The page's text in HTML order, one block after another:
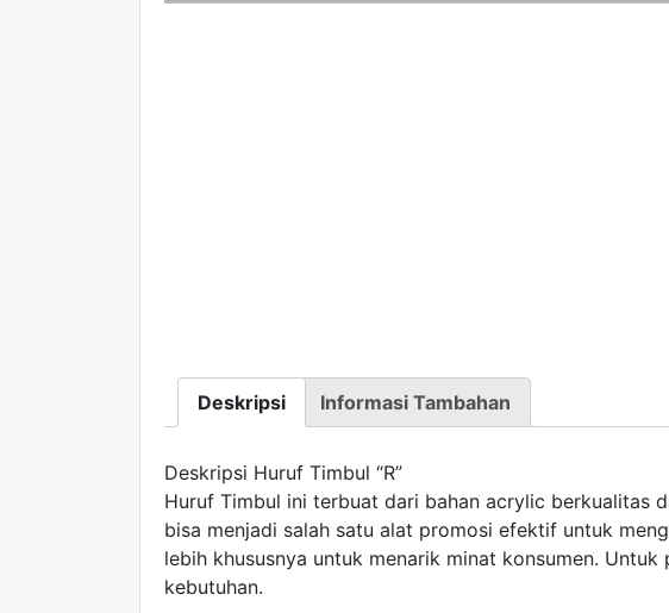
Deskripsi Informasi Tambahan
Deskripsi Huruf Timbul “R”
Huruf Timbul ini terbuat dari bahan acrylic berkualitas
bisa menjadi salah satu alat promosi efektif untuk
lebih khususnya untuk menarik minat konsumen.
kebutuhan.